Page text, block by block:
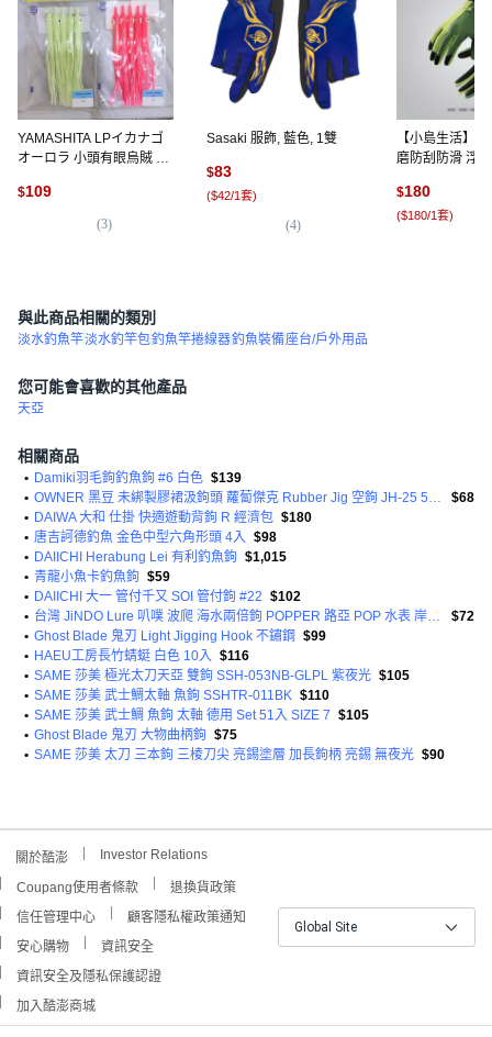
YAMASHITA LPイカナゴ
オーロラ 小頭有眼烏賊 A
#003-161
$109
(3)
Sasaki 服飾, 藍色, 1雙
$83
($42/1套)
(4)
【小島生活】
磨防刮防滑 浮
$180
($180/1套)
與此商品相關的類別
淡水釣魚竿淡水釣竿包釣魚竿捲線器釣魚裝備座台/戶外用品
您可能會喜歡的其他產品
天亞
相關商品
• Damiki羽毛鉤釣魚鉤 #6 白色 $139
•
$68
• DAIWA 大和 仕掛 快適遊動背鉤 R 經濟包 $180
• 唐吉訶德釣魚 金色中型六角形頭 4入
$98
• DAIICHI Herabung Lei 有利釣魚鉤 $1,015
• 青龍小魚卡釣魚鉤 $59
• DAIICHI 大一 管付千又 SOI 管付鉤 #22 $102
•
$72
• Ghost Blade 鬼刃 Light Jigging Hook 不鏽鋼 $99
• HAEU工房長竹蜻蜓 白色 10入
$116
• SAME 莎美 極光太刀天亞 雙鉤 SSH-053NB-GLPL 紫夜光 $105
• SAME 莎美 武士鯛太軸 魚鉤 SSHTR-011BK $110
• SAME 莎美 武士鯛 魚鉤 太軸 德用 Set 51入 SIZE 7 $105
• Ghost Blade 鬼刃 大物曲柄鉤 $75
• SAME 莎美 太刀 三本鉤 三棱刀尖 亮錫塗層 加長鉤柄 亮錫 無夜光 $90
關於酷澎 Investor Relations
Coupang使用者條款
退換貨政策
信任管理中心
顧客隱私權政策通知
安心購物
資訊安全
資訊安全及隱私保護認證
加入酷澎商城
Global Site